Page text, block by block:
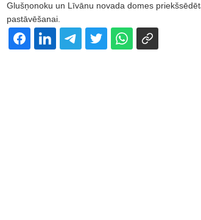
Glušņonoku un Līvānu novada domes
pastāvēšanai.